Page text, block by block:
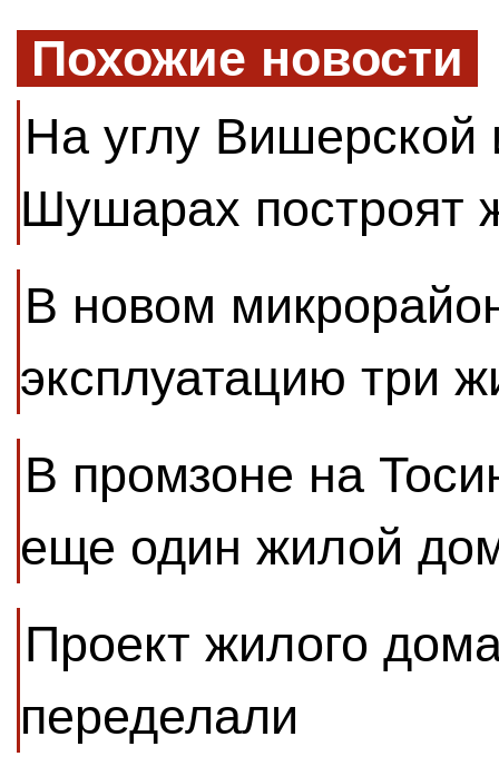
Похожие новости
На углу Вишерской
Шушарах построят
В новом
эксплуатацию три
В промзоне на
еще один жилой
Проект жилого
переделали